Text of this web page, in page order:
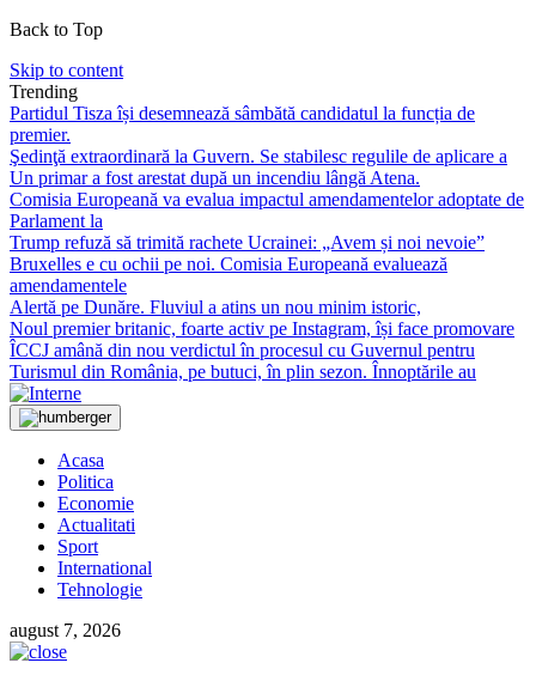
Back to Top
Skip to content
Trending
Partidul Tisza își desemnează sâmbătă candidatul la funcția de
premier.
Şedinţă extraordinară la Guvern. Se stabilesc regulile de aplicare a
Un primar a fost arestat după un incendiu lângă Atena.
Comisia Europeană va evalua impactul amendamentelor adoptate de
Parlament la
Trump refuză să trimită rachete Ucrainei: „Avem și noi nevoie”
Bruxelles e cu ochii pe noi. Comisia Europeană evaluează
amendamentele
Alertă pe Dunăre. Fluviul a atins un nou minim istoric,
Noul premier britanic, foarte activ pe Instagram, își face promovare
ÎCCJ amână din nou verdictul în procesul cu Guvernul pentru
Turismul din România, pe butuci, în plin sezon. Înnoptările au
Acasa
Politica
Economie
Actualitati
Sport
International
Tehnologie
august 7, 2026